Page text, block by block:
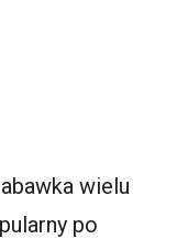
wielu
po